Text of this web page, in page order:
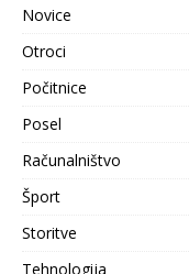
Novice
Otroci
Počitnice
Posel
Računalništvo
Šport
Storitve
Tehnologija